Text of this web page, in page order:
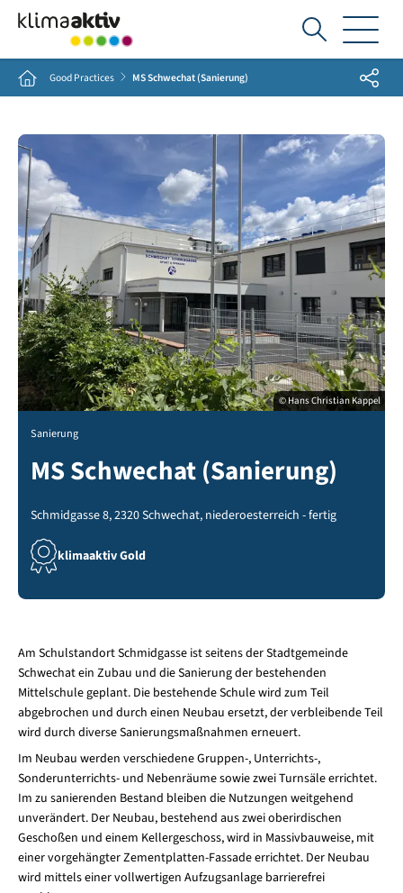
Ich
suche...
Home Good Practices MS Schwechat (Sanierung) Share
© Hans Christian Kappel
Sanierung
MS Schwechat (Sanierung)
Schmidgasse 8, 2320 Schwechat, niederoesterreich - fertig
klimaaktiv Gold
Am Schulstandort Schmidgasse ist seitens der Stadtgemeinde
Schwechat ein Zubau und die Sanierung der bestehenden
Mittelschule geplant. Die bestehende Schule wird zum Teil
abgebrochen und durch einen Neubau ersetzt, der verbleibende Teil
wird durch diverse Sanierungsmaßnahmen erneuert.
Im Neubau werden verschiedene Gruppen-, Unterrichts-,
Sonderunterrichts- und Nebenräume sowie zwei Turnsäle errichtet.
Im zu sanierenden Bestand bleiben die Nutzungen weitgehend
unverändert. Der Neubau, bestehend aus zwei oberirdischen
Geschoßen und einem Kellergeschoss, wird in Massivbauweise, mit
einer vorgehängter Zementplatten-Fassade errichtet. Der Neubau
wird mittels einer vollwertigen Aufzugsanlage barrierefrei